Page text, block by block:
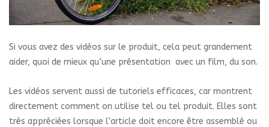
Si vous avez des vidéos sur le produit, cela peut grandement
aider, quoi de mieux qu’une présentation avec un film, du son.
Les vidéos servent aussi de tutoriels efficaces, car montrent
directement comment on utilise tel ou tel produit. Elles sont
très appréciées lorsque l’article doit encore être assemblé ou